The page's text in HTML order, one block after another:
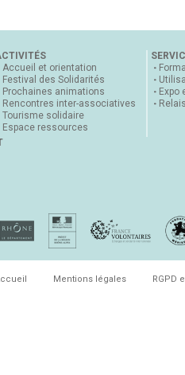
Accueil et orientation
Festival des Solidarités
Prochaines animations
Rencontres inter-associatives
Tourisme solidaire
Espace ressources
Expo
Mentions légales RGPD